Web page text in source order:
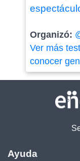
Organizó:
Ver más
conocer
Ayuda